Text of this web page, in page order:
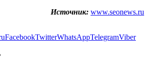
Источник: www.seonews.ru
FacebookTwitterWhatsAppTelegramViber